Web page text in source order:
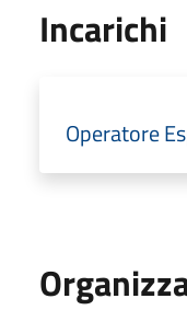
Incarichi
Operatore